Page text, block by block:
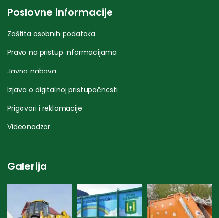
Poslovne informacije
Zaštita osobnih podataka
Pravo na pristup informacijama
Javna nabava
Izjava o digitalnoj pristupačnosti
Prigovori i reklamacije
Videonadzor
Galerija